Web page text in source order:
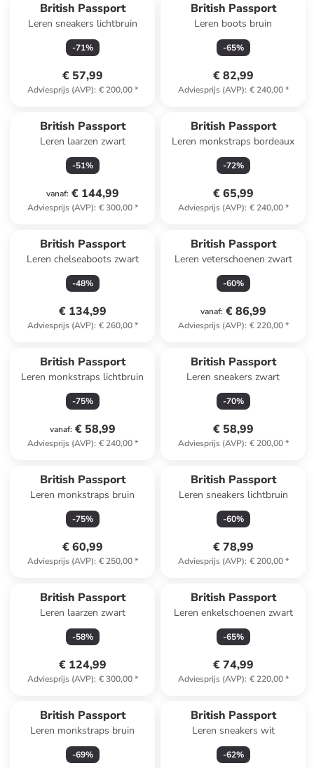
British Passport
Leren sneakers lichtbruin
-71%
€ 57,99
Adviesprijs (AVP): € 200,00*
British Passport
Leren boots bruin
-65%
€ 82,99
Adviesprijs (AVP): € 240,00*
British Passport
Leren laarzen zwart
-51%
vanaf: € 144,99
Adviesprijs (AVP): € 300,00*
British Passport
Leren monkstraps bordeaux
-72%
€ 65,99
Adviesprijs (AVP): € 240,00*
British Passport
Leren chelseaboots zwart
-48%
€ 134,99
Adviesprijs (AVP): € 260,00*
British Passport
Leren veterschoenen zwart
-60%
vanaf: € 86,99
Adviesprijs (AVP): € 220,00*
British Passport
Leren monkstraps lichtbruin
-75%
vanaf: € 58,99
Adviesprijs (AVP): € 240,00*
British Passport
Leren sneakers zwart
-70%
€ 58,99
Adviesprijs (AVP): € 200,00*
British Passport
Leren monkstraps bruin
-75%
€ 60,99
Adviesprijs (AVP): € 250,00*
British Passport
Leren sneakers lichtbruin
-60%
€ 78,99
Adviesprijs (AVP): € 200,00*
British Passport
Leren laarzen zwart
-58%
€ 124,99
Adviesprijs (AVP): € 300,00*
British Passport
Leren enkelschoenen zwart
-65%
€ 74,99
Adviesprijs (AVP): € 220,00*
British Passport
Leren monkstraps bruin
-69%
British Passport
Leren sneakers wit
-62%